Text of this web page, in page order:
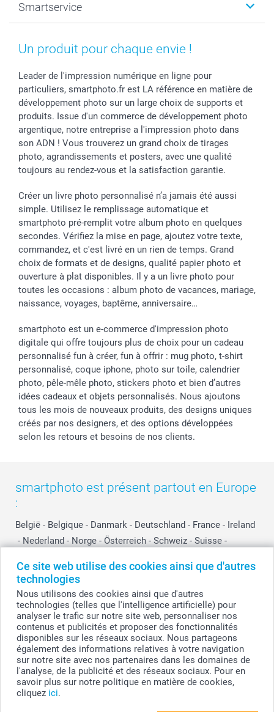
Ce site web utilise des cookies ainsi que d'autres
technologies
Nous utilisons des cookies ainsi que d'autres
technologies (telles que l'intelligence artificielle) pour
analyser le trafic sur notre site web, personnaliser nos
contenus et publicités et proposer des fonctionnalités
disponibles sur les réseaux sociaux. Nous partageons
également des informations relatives à votre navigation
sur notre site avec nos partenaires dans les domaines de
l'analyse, de la publicité et des réseaux sociaux. Pour en
savoir plus sur notre politique en matière de cookies,
cliquez ici.
Faire-part & Cartes
Coques smartphone
Cadres photo & accessoires déco
Dénicheur d'idées cadeau
Naissance & baptême
Fête des Mères
Communion
Baptême
Toussaint
Rentrée des classes
Saint-Valentin
Vacances
Plan du site
Droit de rétraction
Vie privée
Gestion des cookies
Tarifs
Partenariats & Influence
Investisseurs
Smartservice
Aide
smartfriends
Livraison
Modes de paiement
Grandes quantités
Statut de ma commande
Un produit pour chaque envie !
Leader de l'impression numérique en ligne pour
particuliers, smartphoto.fr est LA référence en matière de
développement photo sur un large choix de supports et
produits. Issue d'un commerce de développement photo
argentique, notre entreprise a l'impression photo dans
son ADN ! Vous trouverez un grand choix de tirages
photo, agrandissements et posters, avec une qualité
toujours au rendez-vous et la satisfaction garantie.
Créer un livre photo personnalisé n’a jamais été aussi
simple. Utilisez le remplissage automatique et
smartphoto pré-remplit votre album photo en quelques
secondes. Vérifiez la mise en page, ajoutez votre texte,
commandez, et c'est livré en un rien de temps. Grand
choix de formats et de designs, qualité papier photo et
ouverture à plat disponibles. Il y a un livre photo pour
toutes les occasions : album photo de vacances, mariage,
naissance, voyages, baptême, anniversaire…
smartphoto est un e-commerce d'impression photo
digitale qui offre toujours plus de choix pour un cadeau
personnalisé fun à créer, fun à offrir : mug photo, t-shirt
personnalisé, coque iphone, photo sur toile, calendrier
photo, pêle-mêle photo, stickers photo et bien d’autres
idées cadeaux et objets personnalisés. Nous ajoutons
tous les mois de nouveaux produits, des designs uniques
créés par nos designers, et des options développées
selon les retours et besoins de nos clients.
smartphoto est présent partout en Europe
:
België - Belgique - Danmark - Deutschland - France - Ireland
- Nederland - Norge - Österreich - Schweiz - Suisse -
Other Countries
© smartphoto group. Tous droits réservés
smartphoto group SA.
Siège social : Kwatrechtsteenweg 160, 9230 Wetteren, Belgique
Numéro de TVA BE 0405.706.755
Numéro d'entreprise 0405.706.755.
Tous les prix sont en EURO (€), TVA incluse et hors frais de port.